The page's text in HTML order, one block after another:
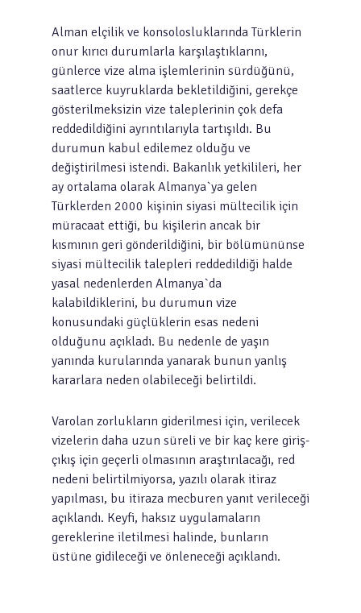
Alman elçilik ve konsolosluklarında Türklerin
onur kırıcı durumlarla karşılaştıklarını,
günlerce vize alma işlemlerinin sürdüğünü,
saatlerce kuyruklarda bekletildiğini, gerekçe
gösterilmeksizin vize taleplerinin çok defa
reddedildiğini ayrıntılarıyla tartışıldı. Bu
durumun kabul edilemez olduğu ve
değiştirilmesi istendi. Bakanlık yetkilileri, her
ay ortalama olarak Almanya`ya gelen
Türklerden 2000 kişinin siyasi mültecilik için
müracaat ettiği, bu kişilerin ancak bir
kısmının geri gönderildiğini, bir bölümününse
siyasi mültecilik talepleri reddedildiği halde
yasal nedenlerden Almanya`da
kalabildiklerini, bu durumun vize
konusundaki güçlüklerin esas nedeni
olduğunu açıkladı. Bu nedenle de yaşın
yanında kurularında yanarak bunun yanlış
kararlara neden olabileceği belirtildi.
Varolan zorlukların giderilmesi için, verilecek
vizelerin daha uzun süreli ve bir kaç kere giriş-
çıkış için geçerli olmasının araştırılacağı, red
nedeni belirtilmiyorsa, yazılı olarak itiraz
yapılması, bu itiraza mecburen yanıt verileceği
açıklandı. Keyfi, haksız uygulamaların
gereklerine iletilmesi halinde, bunların
üstüne gidileceği ve önleneceği açıklandı.